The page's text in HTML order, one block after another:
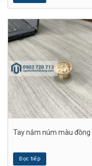
Tay nắm núm màu đồng
Đọc tiếp